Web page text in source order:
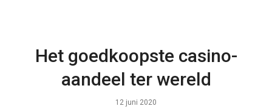
Het goedkoopste casino-
aandeel ter wereld
12 juni 2020